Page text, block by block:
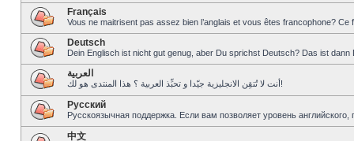
Français
Vous ne maitrisent pas assez bien l’anglais et vous êtes francophone?
Deutsch
Dein Englisch ist nicht gut genug, aber Du sprichst Deutsch? Das ist dann
العربية
أنت لا تُتقِن الانجليزية جيّدا و تحبِّذ العربية ؟ هذا المنتدى هو لك!
Pусский
Русскоязычная поддержка. Если вам позволяет уровень
中文